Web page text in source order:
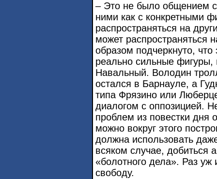
– Это не было общением
ними как с конкретными
распространяться на
может распространяться
образом подчеркнуто, что
реально сильные фигуры,
Навальный. Володин
остался в Барнауле, а
типа Фрязино или
диалогом с оппозицией.
проблем из повестки дня
можно вокруг этого
должна использовать
всяком случае, добиться
«болотного дела». Раз уж
свободу.